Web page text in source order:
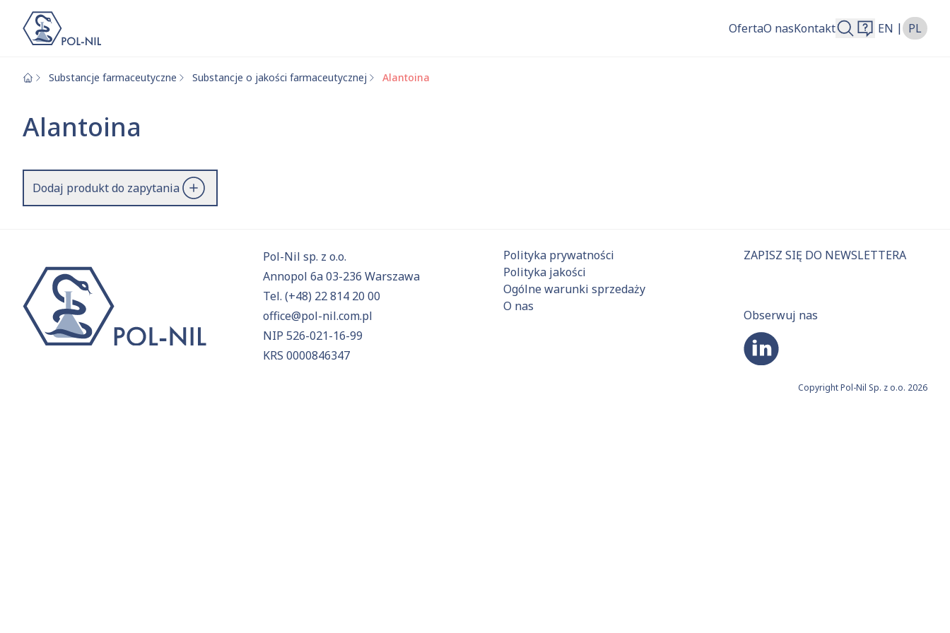
OfertaO nasKontakt EN | PL
Substancje farmaceutyczne Substancje o jakości farmaceutycznej Alantoina
Alantoina
Dodaj produkt do zapytania
Pol-Nil sp. z o.o.
Annopol 6a 03-236 Warszawa
Tel. (+48) 22 814 20 00
office@pol-nil.com.pl
NIP 526-021-16-99
KRS 0000846347
Polityka prywatności
Polityka jakości
Ogólne warunki sprzedaży
O nas
ZAPISZ SIĘ DO NEWSLETTERA
Obserwuj nas
Copyright Pol-Nil Sp. z o.o. 2026